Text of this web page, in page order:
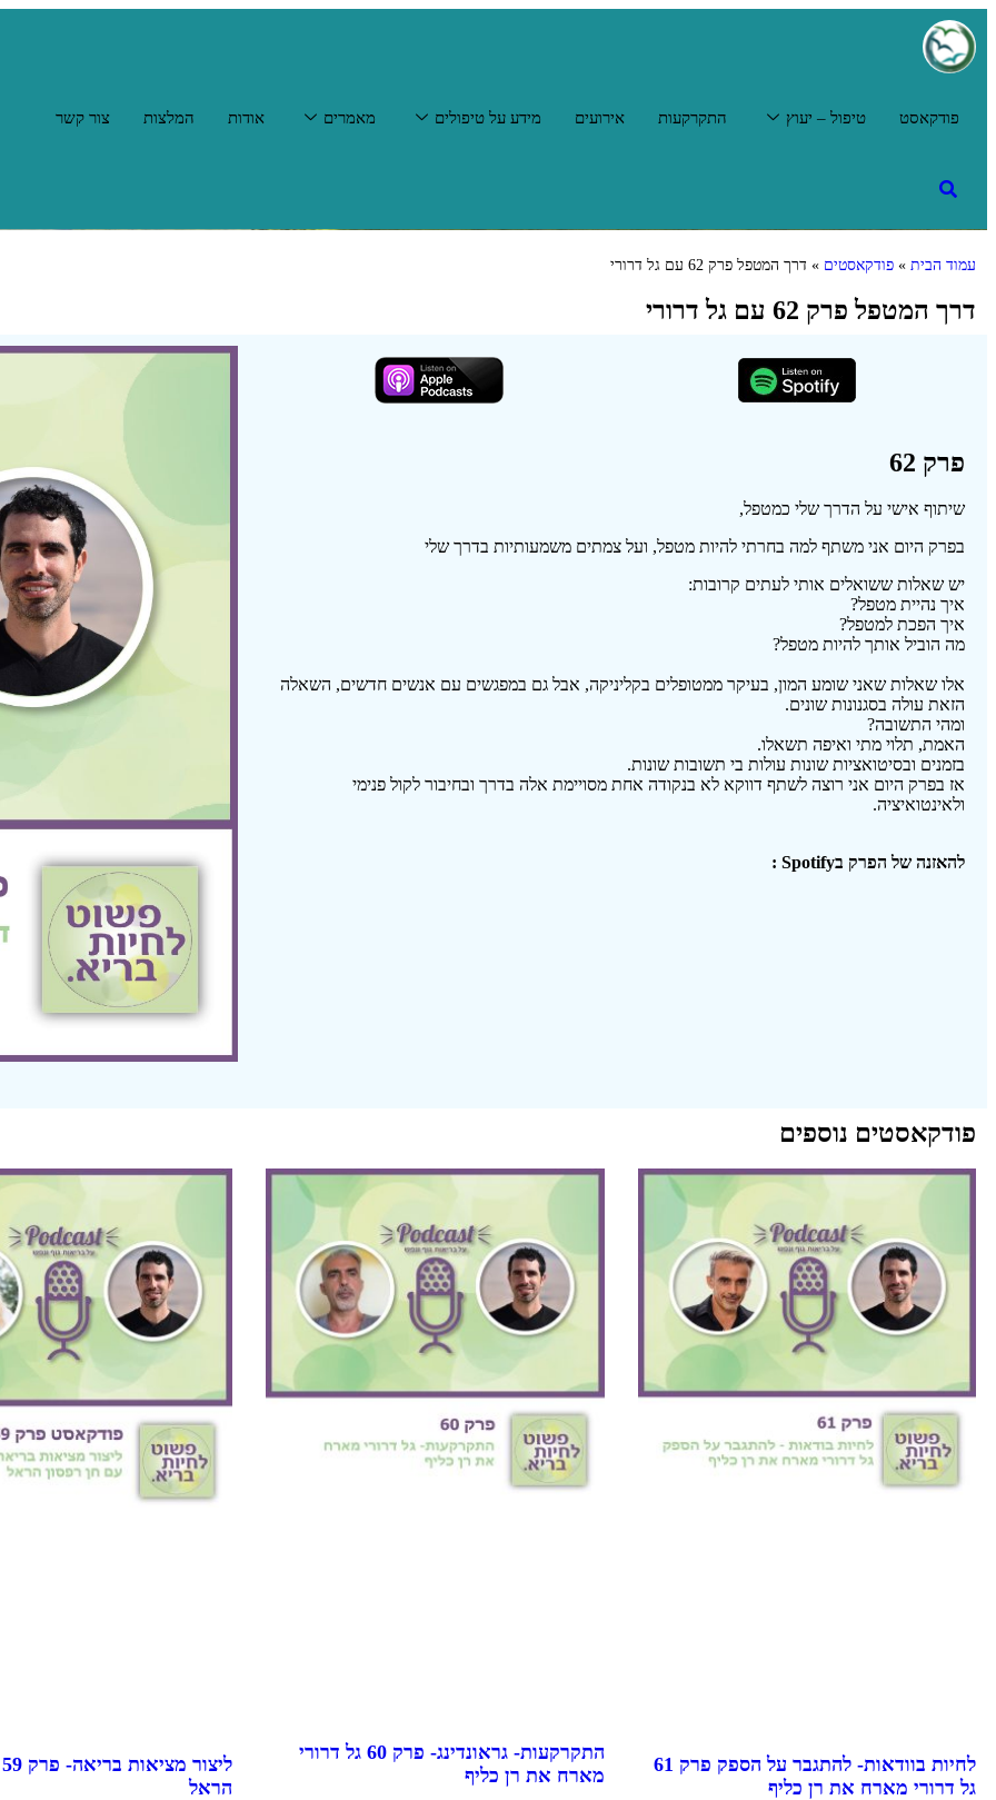
פודקאסט טיפול – יעוץ התקרקעות אירועים מידע על טיפולים מאמרים אודות המלצות צור קשר
עמוד הבית » פודקאסטים » דרך המטפל פרק 62 עם גל דרורי
דרך המטפל פרק 62 עם גל דרורי
פרק 62
שיתוף אישי על הדרך שלי כמטפל,
בפרק היום אני משתף למה בחרתי להיות מטפל, ועל צמתים משמעותיות בדרך שלי
יש שאלות ששואלים אותי לעתים קרובות:
איך נהיית מטפל?
איך הפכת למטפל?
מה הוביל אותך להיות מטפל?
אלו שאלות שאני שומע המון, בעיקר ממטופלים בקליניקה, אבל גם במפגשים עם אנשים חדשים, השאלה
הזאת עולה בסגנונות שונים.
ומהי התשובה?
האמת, תלוי מתי ואיפה תשאלו.
בזמנים ובסיטואציות שונות עולות בי תשובות שונות.
אז בפרק היום אני רוצה לשתף דווקא לא בנקודה אחת מסויימת אלה בדרך ובחיבור לקול פנימי
ולאינטואיציה.
להאזנה של הפרק בSpotify :
פודקאסטים נוספים
לחיות בוודאות- להתגבר על הספק פרק 61
גל דרורי מארח את רן כליף
התקרקעות- גראונדינג- פרק 60 גל דרורי
מארח את רן כליף
הראל